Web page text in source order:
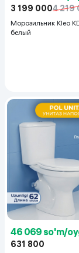
3 199 0004 219
Морозильник Kleo
белый
46 069 so'm/
631 800